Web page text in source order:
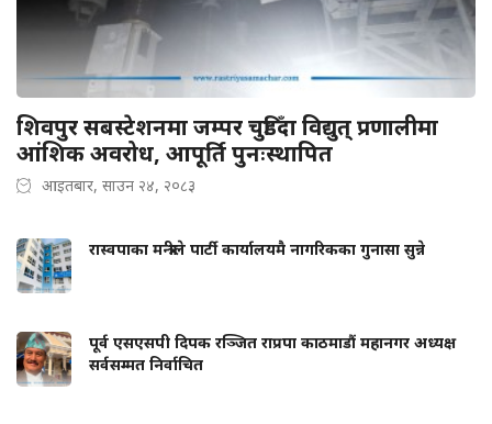
शिवपुर सबस्टेशनमा जम्पर चुडिँदा विद्युत् प्रणालीमा
आंशिक अवरोध, आपूर्ति पुनःस्थापित
आइतबार, साउन २४, २०८३
रास्वपाका मन्त्रीले पार्टी कार्यालयमै नागरिकका गुनासा सुन्ने
पूर्व एसएसपी दिपक रञ्जित राप्रपा काठमाडौं महानगर अध्यक्ष
सर्वसम्मत निर्वाचित